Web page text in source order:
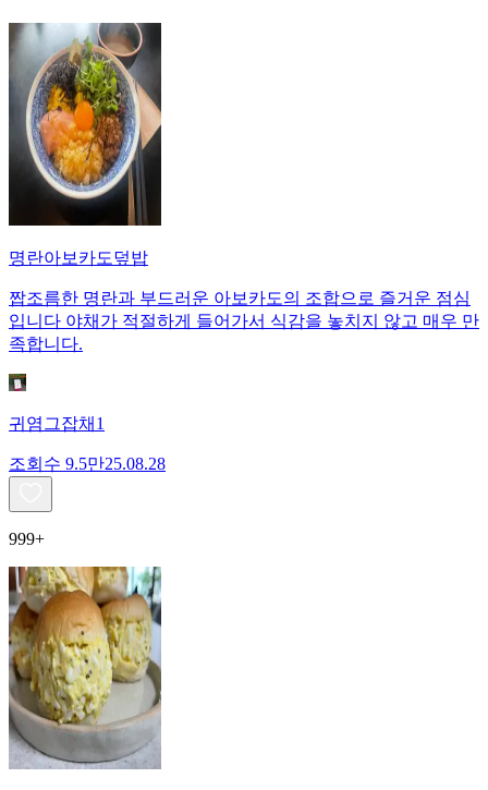
명란아보카도덮밥
짭조름한 명란과 부드러운 아보카도의 조합으로 즐거운 점심
입니다 야채가 적절하게 들어가서 식감을 놓치지 않고 매우 만
족합니다.
귀염그잡채1
조회수 9.5만25.08.28
999+